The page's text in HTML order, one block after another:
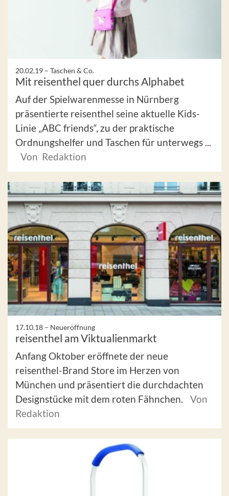
20.02.19 – Taschen & Co.
Mit reisenthel quer durchs Alphabet
Auf der Spielwarenmesse in Nürnberg
präsentierte reisenthel seine aktuelle Kids-
Linie „ABC friends“, zu der praktische
Ordnungshelfer und Taschen für unterwegs ...
Von Redaktion
17.10.18 – Neueröffnung
reisenthel am Viktualienmarkt
Anfang Oktober eröffnete der neue
reisenthel-Brand Store im Herzen von
München und präsentiert die durchdachten
Designstücke mit dem roten Fähnchen.
Von
Redaktion